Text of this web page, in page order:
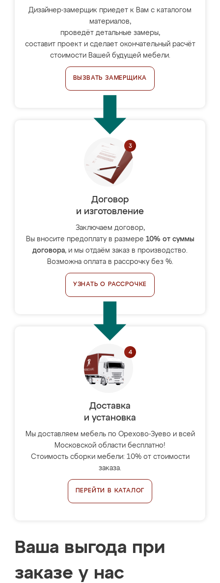
Дизайнер-замерщик приедет к Вам с каталогом
материалов,
проведёт детальные замеры,
составит проект и сделает окончательный расчёт
стоимости Вашей будущей мебели.
ВЫЗВАТЬ ЗАМЕРЩИКА
Договор
и изготовление
Заключаем договор,
Вы вносите предоплату в размере 10% от суммы
договора, и мы отдаём заказ в производство.
Возможна оплата в рассрочку без %.
УЗНАТЬ О РАССРОЧКЕ
Доставка
и установка
Мы доставляем мебель по Орехово-Зуево и всей
Московской области бесплатно!
Стоимость сборки мебели: 10% от стоимости
заказа.
ПЕРЕЙТИ В КАТАЛОГ
Ваша выгода при
заказе у нас